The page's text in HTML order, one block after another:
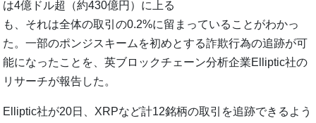
は4億ドル超（約430億円）に上る
も、それは全体の取引の0.2%に留まっていることがわかっ
た。一部のポンジスキームを初めとする詐欺行為の追跡が可
能になったことを、英ブロックチェーン分析企業Elliptic社の
リサーチが報告した。
Elliptic社が20日、XRPなど計12銘柄の取引を追跡できるよう